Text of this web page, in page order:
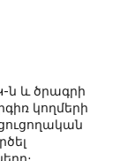
ն և ծրագրի
կողմերի